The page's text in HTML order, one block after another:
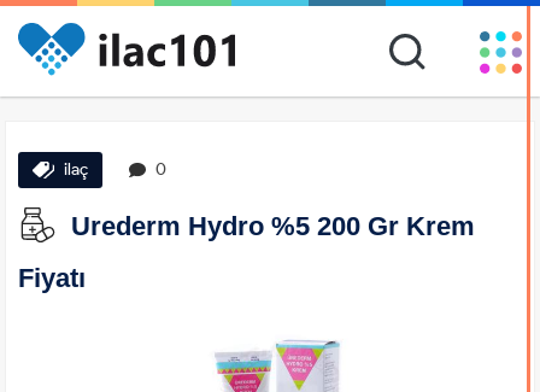
ilaç 0
Urederm Hydro %5 200 Gr Krem
Fiyatı